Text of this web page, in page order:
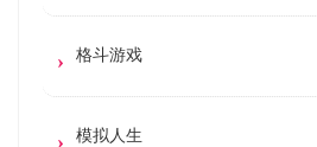
格斗游戏
模拟人生